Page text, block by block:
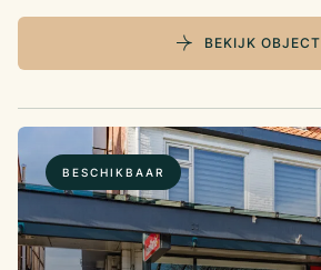
BEKIJK OBJECT
BESCHIKBAAR